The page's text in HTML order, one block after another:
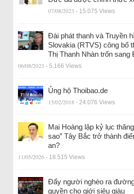
07/08/2023 - 15.075 Views
Đài phát thanh và Truyền
Slovakia (RTVS) công bố
Thị Thanh Nhàn trốn sang
06/08/2023 - 5.166 Views
Ủng hộ Thoibao.de
15/02/2018 - 24.076 Views
Mai Hoàng lập kỷ lục
sao” Tây Bắc trở thành
an?
11/05/2026 - 18.515 Views
Đẩy người nghèo ra
quyền cho giới siêu giàu